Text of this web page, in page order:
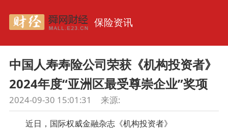
保险资讯
中国人寿寿险公司荣获《机构投资者》
2024年度“亚洲区最受尊崇企业”奖项
2024-09-30 15:01:31 来源:
近日，国际权威金融杂志《机构投资者》